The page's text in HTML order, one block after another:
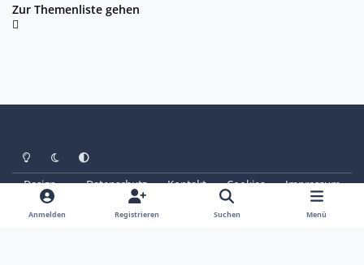
Zur Themenliste gehen
Heller ModusDunkler Modus
Systemeinstellung
Design Datenschutz Kontakt Cookies
Impressum
© Copyright 2025 - SAABoteure e. V.
Powered by Invision Community
Anmelden Registrieren Suchen Menü